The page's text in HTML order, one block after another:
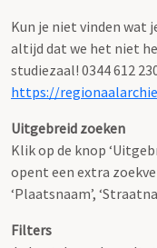
Kun je niet vinden wat
altijd dat we het niet
studiezaal! 0344 612
https://
Uitgebreid zoeken
Klik op de knop
opent een extra
‘Plaatsnaam’,
Filters